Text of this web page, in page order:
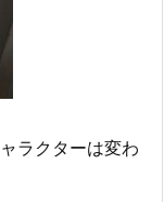
ラクターは変わ